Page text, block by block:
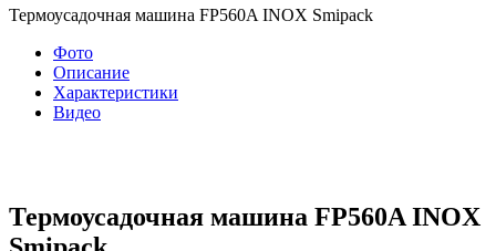
Термоусадочная машина FP560A INOX Smipack
Фото
Описание
Характеристики
Видео
Термоусадочная машина FP560A INOX